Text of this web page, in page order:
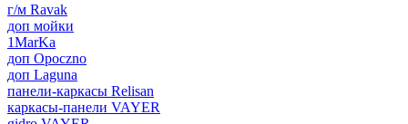
г/м Ravak
доп мойки
1MarKa
доп Opoczno
доп Laguna
панели-каркасы Relisan
каркасы-панели VAYER